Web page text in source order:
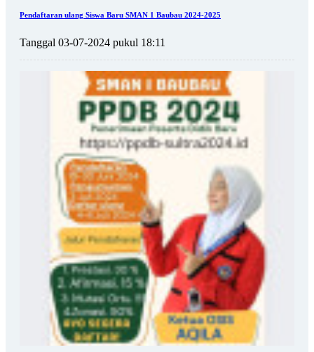
Pendaftaran ulang Siswa Baru SMAN 1 Baubau 2024-2025
Tanggal 03-07-2024 pukul 18:11